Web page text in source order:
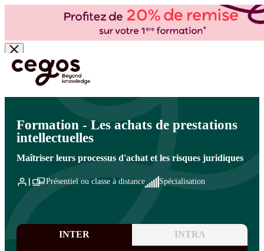
Skip to main content
Vous êtes ici : Accueil >Cegos, organisme de formation à Paris et en régions
Achats : méthodes et outils
Formation - Les achats de prestations
intellectuelles
Maîtriser leurs processus d'achat et les risques juridiques
Présentiel ou classe à distance Spécialisation
INTER INTRA